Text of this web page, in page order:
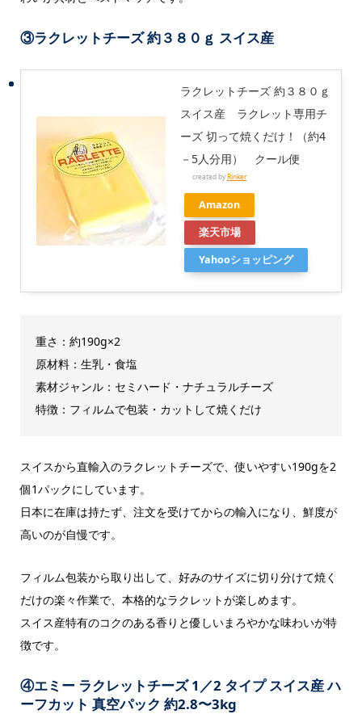
③ラクレットチーズ 約３８０ｇ スイス産
ラクレットチーズ 約３８０ｇ
スイス産 ラクレット専用チ
ーズ 切って焼くだけ！（約4
－5人分用） クール便
created byRinker
Amazon
楽天市場
Yahooショッピング
重さ：約190g×2
原材料：生乳・食塩
素材ジャンル：セミハード・ナチュラルチーズ
特徴：フィルムで包装・カットして焼くだけ
スイスから直輸入のラクレットチーズで、使いやすい190gを2
個1パックにしています。
日本に在庫は持たず、注文を受けてからの輸入になり、鮮度が
高いのが自慢です。
フィルム包装から取り出して、好みのサイズに切り分けて焼く
だけの楽々作業で、本格的なラクレットが楽しめます。
スイス産特有のコクのある香りと優しいまろやかな味わいが特
徴です。
④エミー ラクレットチーズ 1／2 タイプ スイス産 ハ
ーフカット 真空パック 約2.8〜3kg